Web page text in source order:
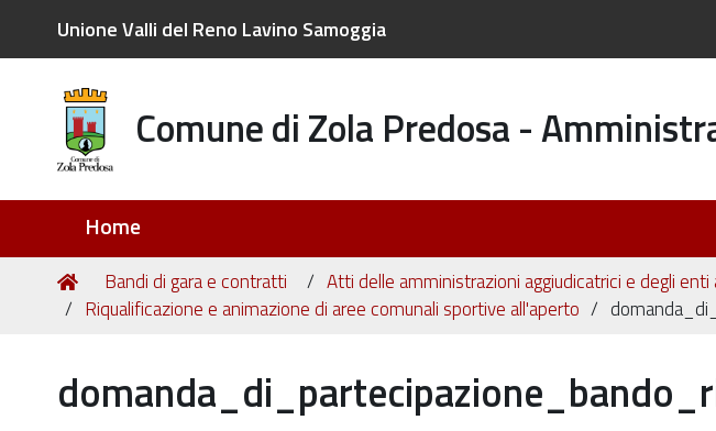
Unione Valli del Reno Lavino Samoggia
Comune di Zola Predosa -
Home
Tu
sei
Home
Bandi di gara e contratti Atti delle amministrazioni aggiudicatrici e degli
Riqualificazione e animazione di aree comunali sportive all'aperto